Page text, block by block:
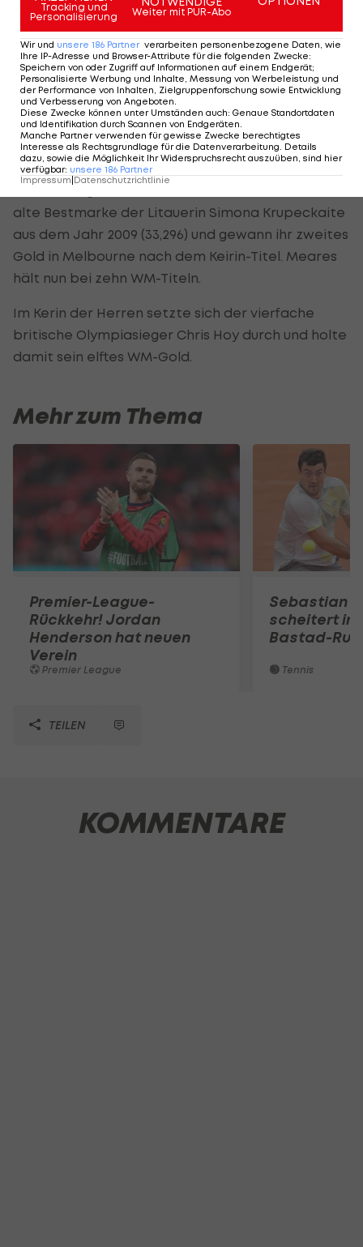
heute haben wir alles richtig gemacht, mehr war
nicht drinnen", sagte Graf.
Meares mit WR, elftes Gold für Hoy
Die Australierin Anna Meares stellte zum
Abschluss im 500 m-Zeitfahren einen neuen
Weltrekord auf.
Meares siegte in 33,010, verbesserte damit die
alte Bestmarke der Litauerin Simona Krupeckaite
aus dem Jahr 2009 (33,296) und gewann ihr zweites
Gold in Melbourne nach dem Keirin-Titel. Meares
hält nun bei zehn WM-Titeln.
Im Kerin der Herren setzte sich der vierfache
britische Olympiasieger Chris Hoy durch und holte
damit sein elftes WM-Gold.
Mehr zum Thema
Premier-League-
Rückkehr! Jordan
Henderson hat neuen
Verein
Premier League
Sebastian
scheitert in
Bastad-
Tennis
TEILEN
KOMMENTARE
Tracking und
Personalisierung
Weiter mit PUR-Abo
Wir und unsere 186 Partner verarbeiten personenbezogene Daten, wie
Ihre IP-Adresse und Browser-Attribute für die folgenden Zwecke:
Speichern von oder Zugriff auf Informationen auf einem Endgerät;
Personalisierte Werbung und Inhalte, Messung von Werbeleistung und
der Performance von Inhalten, Zielgruppenforschung sowie Entwicklung
und Verbesserung von Angeboten
Diese Zwecke können unter Umständen auch: Genaue Standortdaten
und Identifikation durch Scannen von Endgeräten
Manche Partner verwenden für gewisse Zwecke berechtigtes
Interesse als Rechtsgrundlage für die Datenverarbeitung. Details
dazu, sowie die Möglichkeit Ihr Widerspruchsrecht auszuüben, sind hier
verfügbar: unsere 186 Partner
Impressum|Datenschutzrichtlinie